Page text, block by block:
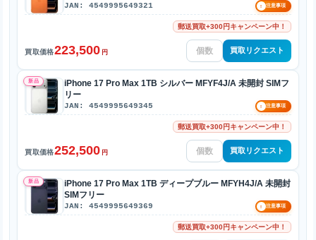
JAN: 4549995649321 ! 注意事項
郵送買取+300円キャンペーン中！
買取価格223,500 円 買取リクエスト
新品
iPhone 17 Pro Max 1TB シルバー MFYF4J/A 未開封 SIMフ
リー
JAN: 4549995649345 ! 注意事項
郵送買取+300円キャンペーン中！
買取価格252,500 円 買取リクエスト
新品
iPhone 17 Pro Max 1TB ディープブルー MFYH4J/A 未開封
SIMフリー
JAN: 4549995649369 ! 注意事項
郵送買取+300円キャンペーン中！